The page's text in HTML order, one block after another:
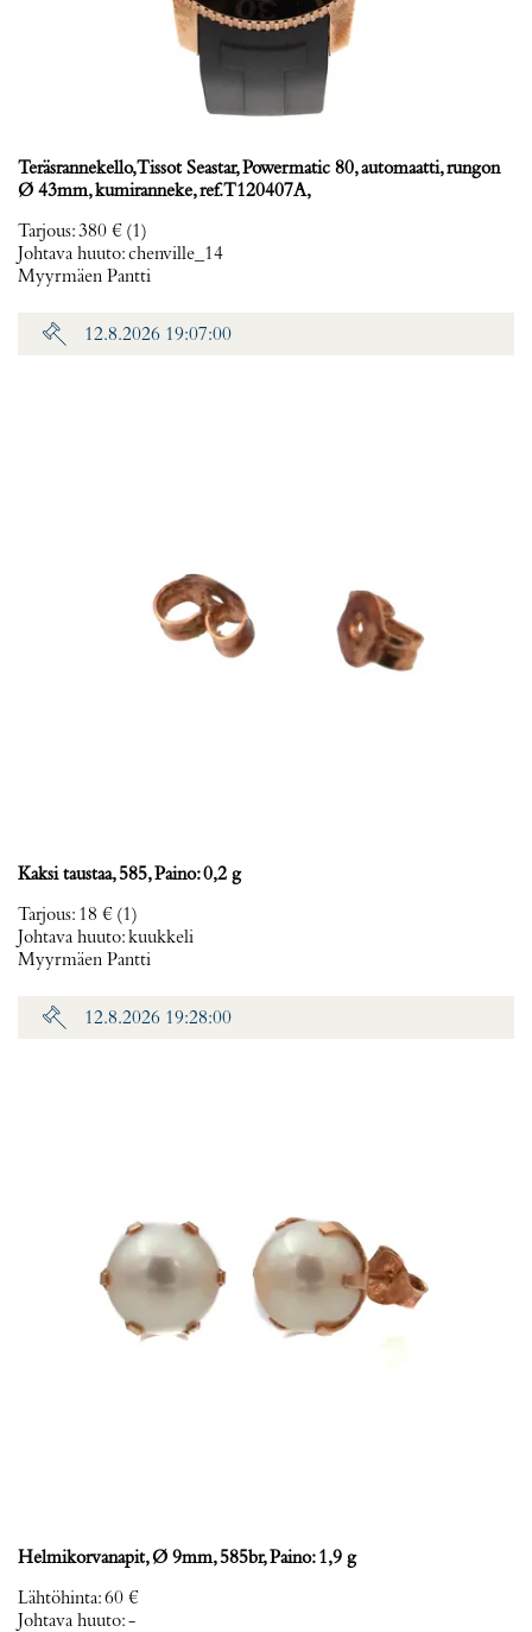
Teräsrannekello, Tissot Seastar, Powermatic 80, automaatti, rungon
Ø 43mm, kumiranneke, ref. T120407A,
Tarjous:380 € (1)
Johtava huuto:chenville_14
Myyrmäen Pantti
12.8.2026 19:07:00
Kaksi taustaa, 585, Paino: 0,2 g
Tarjous: 18 € (1)
Johtava huuto:kuukkeli
Myyrmäen Pantti
12.8.2026 19:28:00
Helmikorvanapit, Ø 9mm, 585br, Paino: 1,9 g
Lähtöhinta:60 €
Johtava huuto:-